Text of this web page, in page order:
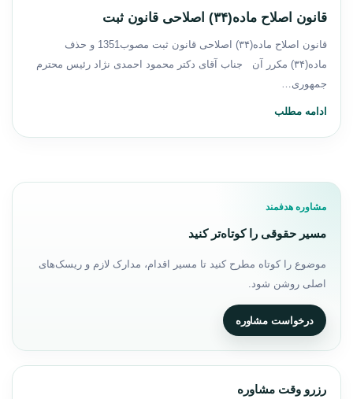
قانون اصلاح ماده(۳۴) اصلاحی قانون ثبت
قانون اصلاح ماده(۳۴) اصلاحی قانون ثبت مصوب1351 و حذف
ماده(۳۴) مکرر آن جناب آقای دکتر محمود احمدی نژاد رئیس محترم
جمهوری…
ادامه مطلب
مشاوره هدفمند
مسیر حقوقی را کوتاه‌تر کنید
موضوع را کوتاه مطرح کنید تا مسیر اقدام، مدارک لازم و ریسک‌های
اصلی روشن شود.
درخواست مشاوره
رزرو وقت مشاوره